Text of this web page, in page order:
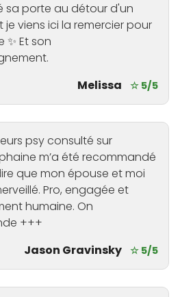
sa porte au détour d'un
je viens ici la remercier pour
Et son
Melissa
☆ 5/5
psy consulté sur
m’a été recommandé
que mon épouse et moi
Pro, engagée et
humaine. On
+++
Jason Gravinsky ☆ 5/5